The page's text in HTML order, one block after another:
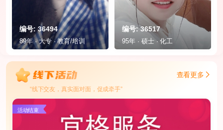
编号: 36494
89年 · 大专 · 教育/培训
编号: 36517
95年 · 硕士 · 化工
查看更多
“线下交友，真实面对面，促成牵手”
活动结束